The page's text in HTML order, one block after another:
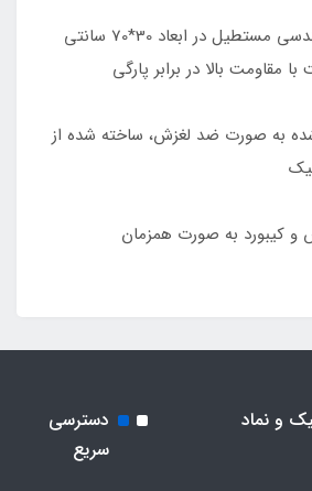
پد موس با شکل هندسی مستطیل در ابعاد 30*70 سانتی
مقاومت بالا در برابر پارگی
به صورت ضد لغزش، ساخته شده از
و کیبورد به صورت همزمان
و نماد
دسترسی
سریع